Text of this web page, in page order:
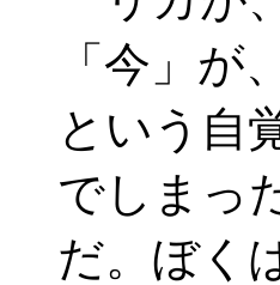
「今」
という自
でしまっ
だ。ぼく